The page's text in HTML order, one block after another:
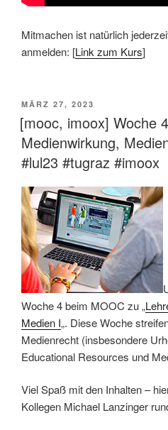
Mitmachen ist natürlich
anmelden: [Link zum Kurs]
VERÖFFENTLICHT
AM
MÄRZ 27, 2023
[mooc, imoox] Woche
Medienwirkung,
#lul23 #tugraz #imoox
Woche 4 beim MOOC zu „
Medien I„. Diese Woche
Medienrecht (insbesondere
Educational Resources und
Viel Spaß mit den Inhalten –
Kollegen Michael Lanzinger